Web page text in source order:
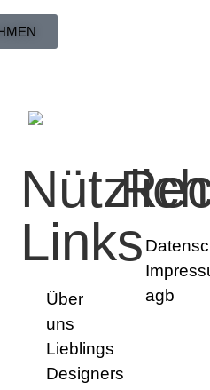
Links
Über
uns
Lieblings
Designers
agb